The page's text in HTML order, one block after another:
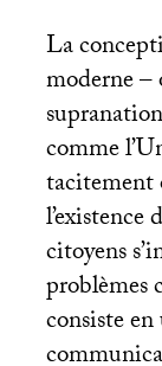
La
moderne –
comme
tacitement
l’existence
citoyens
problèmes
consiste